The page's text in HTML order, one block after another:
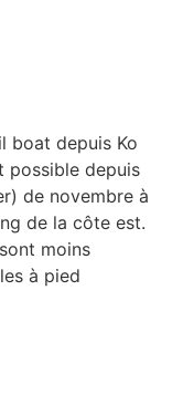
boat depuis Ko
possible depuis
de novembre à
de la côte est.
moins
à pied